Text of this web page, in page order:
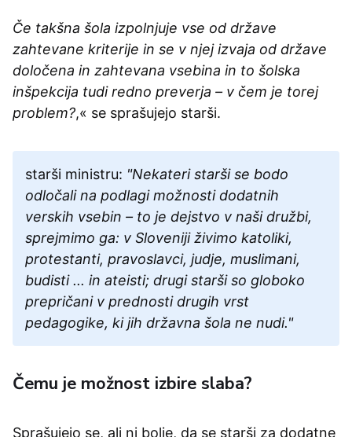
Če takšna šola izpolnjuje vse od države
zahtevane kriterije in se v njej izvaja od države
določena in zahtevana vsebina in to šolska
inšpekcija tudi redno preverja – v čem je torej
problem?,« se sprašujejo starši.
starši ministru: "Nekateri starši se bodo
odločali na podlagi možnosti dodatnih
verskih vsebin – to je dejstvo v naši družbi,
sprejmimo ga: v Sloveniji živimo katoliki,
protestanti, pravoslavci, judje, muslimani,
budisti ... in ateisti; drugi starši so globoko
prepričani v prednosti drugih vrst
pedagogike, ki jih državna šola ne nudi."
Čemu je možnost izbire slaba?
Sprašujejo se, ali ni bolje, da se starši za dodatne